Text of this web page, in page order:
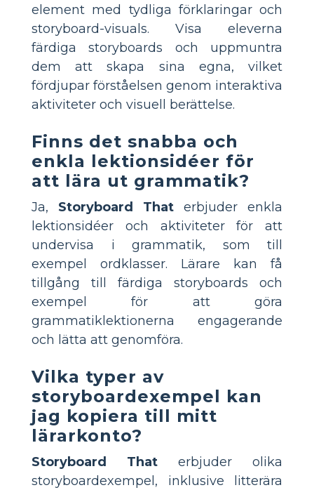
element med tydliga förklaringar och
storyboard-visuals. Visa eleverna
färdiga storyboards och uppmuntra
dem att skapa sina egna, vilket
fördjupar förståelsen genom interaktiva
aktiviteter och visuell berättelse.
Finns det snabba och
enkla lektionsidéer för
att lära ut grammatik?
Ja, Storyboard That erbjuder enkla
lektionsidéer och aktiviteter för att
undervisa i grammatik, som till
exempel ordklasser. Lärare kan få
tillgång till färdiga storyboards och
exempel för att göra
grammatiklektionerna engagerande
och lätta att genomföra.
Vilka typer av
storyboardexempel kan
jag kopiera till mitt
lärarkonto?
Storyboard That erbjuder olika
storyboardexempel, inklusive litterära